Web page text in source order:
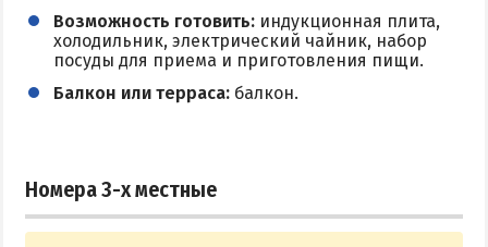
АЗОВСКОЕ МОРЕ
Все отели и базы отдыха на Азовском море
Отдых на Азовском море с детьми
Поездки на море — лайфхаки
Возможность готовить: индукционная плита,
холодильник, электрический чайник, набор
посуды для приема и приготовления пищи.
Балкон или терраса: балкон.
Номера 3-х местные